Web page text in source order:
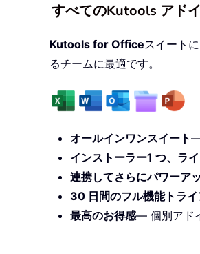
すべてのKutools アド
Kutools for Officeスイート
るチームに最適です。
オールインワンスイート—
インストーラー1 つ、ラ
連携してさらにパワーア
30 日間のフル機能トラ
最高のお得感— 個別アド